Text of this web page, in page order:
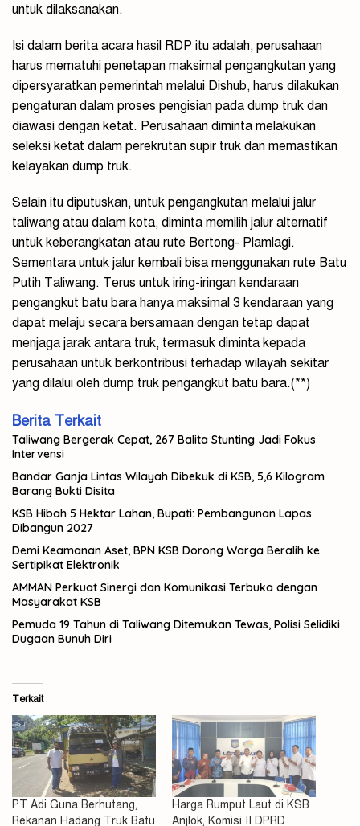
untuk dilaksanakan.
Isi dalam berita acara hasil RDP itu adalah, perusahaan
harus mematuhi penetapan maksimal pengangkutan yang
dipersyaratkan pemerintah melalui Dishub, harus dilakukan
pengaturan dalam proses pengisian pada dump truk dan
diawasi dengan ketat. Perusahaan diminta melakukan
seleksi ketat dalam perekrutan supir truk dan memastikan
kelayakan dump truk.
Selain itu diputuskan, untuk pengangkutan melalui jalur
taliwang atau dalam kota, diminta memilih jalur alternatif
untuk keberangkatan atau rute Bertong- Plamlagi.
Sementara untuk jalur kembali bisa menggunakan rute Batu
Putih Taliwang. Terus untuk iring-iringan kendaraan
pengangkut batu bara hanya maksimal 3 kendaraan yang
dapat melaju secara bersamaan dengan tetap dapat
menjaga jarak antara truk, termasuk diminta kepada
perusahaan untuk berkontribusi terhadap wilayah sekitar
yang dilalui oleh dump truk pengangkut batu bara.(**)
Berita Terkait
Taliwang Bergerak Cepat, 267 Balita Stunting Jadi Fokus
Intervensi
Bandar Ganja Lintas Wilayah Dibekuk di KSB, 5,6 Kilogram
Barang Bukti Disita
KSB Hibah 5 Hektar Lahan, Bupati: Pembangunan Lapas
Dibangun 2027
Demi Keamanan Aset, BPN KSB Dorong Warga Beralih ke
Sertipikat Elektronik
AMMAN Perkuat Sinergi dan Komunikasi Terbuka dengan
Masyarakat KSB
Pemuda 19 Tahun di Taliwang Ditemukan Tewas, Polisi Selidiki
Dugaan Bunuh Diri
Terkait
PT Adi Guna Berhutang,
Rekanan Hadang Truk Batu
Harga Rumput Laut di KSB
Anjlok, Komisi II DPRD